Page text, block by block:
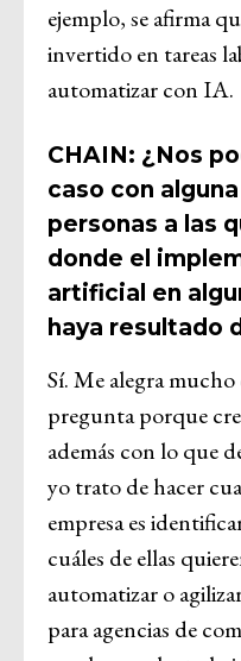
ejemplo, se afirma
invertido en tareas
automatizar con IA.
CHAIN: ¿Nos
caso con
personas a las
donde el
artificial en
haya resultado
Sí. Me alegra mucho
pregunta porque
además con lo que
yo trato de hacer
empresa es
cuáles de ellas
automatizar o
para agencias de